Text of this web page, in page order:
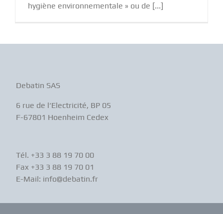
hygiène environnementale » ou de [...]
Debatin SAS
6 rue de l‘Electricité, BP 05
F-67801 Hoenheim Cedex
Tél. +33 3 88 19 70 00
Fax +33 3 88 19 70 01
E-Mail: info@debatin.fr